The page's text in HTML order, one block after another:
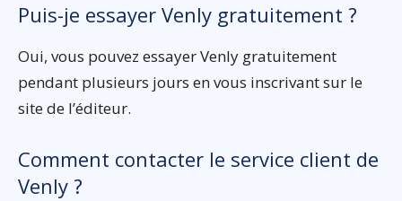
Puis-je essayer Venly gratuitement ?
Oui, vous pouvez essayer Venly gratuitement
pendant plusieurs jours en vous inscrivant sur le
site de l’éditeur.
Comment contacter le service client de
Venly ?